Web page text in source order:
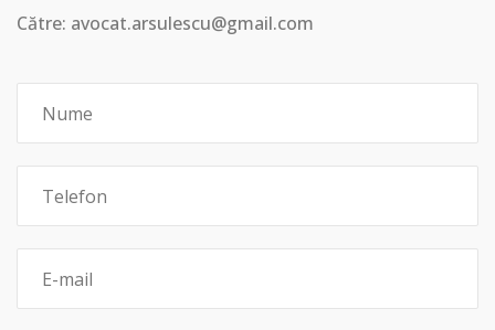
Către: avocat.arsulescu@gmail.com